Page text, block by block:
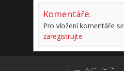
Komentáře:
Pro vložení komentáře se
zaregistrujte.